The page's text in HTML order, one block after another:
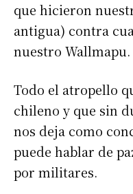
que hicieron
antigua) contra
nuestro Wallmapu.
Todo el atropello
chileno y que sin
nos deja como
puede hablar de
por militares.